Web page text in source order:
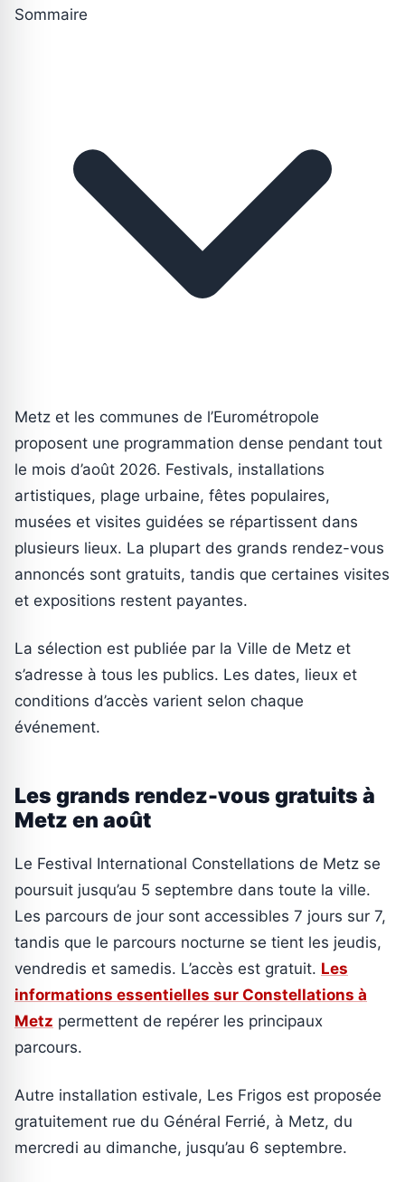
Sommaire
Metz et les communes de l’Eurométropole
proposent une programmation dense pendant tout
le mois d’août 2026. Festivals, installations
artistiques, plage urbaine, fêtes populaires,
musées et visites guidées se répartissent dans
plusieurs lieux. La plupart des grands rendez-vous
annoncés sont gratuits, tandis que certaines visites
et expositions restent payantes.
La sélection est publiée par la Ville de Metz et
s’adresse à tous les publics. Les dates, lieux et
conditions d’accès varient selon chaque
événement.
Les grands rendez-vous gratuits à
Metz en août
Le Festival International Constellations de Metz se
poursuit jusqu’au 5 septembre dans toute la ville.
Les parcours de jour sont accessibles 7 jours sur 7,
tandis que le parcours nocturne se tient les jeudis,
vendredis et samedis. L’accès est gratuit. Les
informations essentielles sur Constellations à
Metz permettent de repérer les principaux
parcours.
Autre installation estivale, Les Frigos est proposée
gratuitement rue du Général Ferrié, à Metz, du
mercredi au dimanche, jusqu’au 6 septembre.